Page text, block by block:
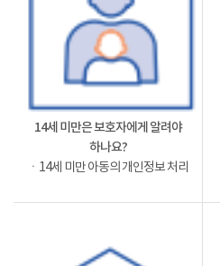
14세 미만은 보호자에게 알려야
하나요?
ㆍ14세 미만 아동의 개인정보 처리